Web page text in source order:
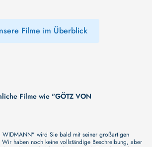
Filme im Überblick
Filme wie "GÖTZ VON
WIDMANN" wird Sie bald mit seiner großartigen
Wir haben noch keine vollständige Beschreibung, aber